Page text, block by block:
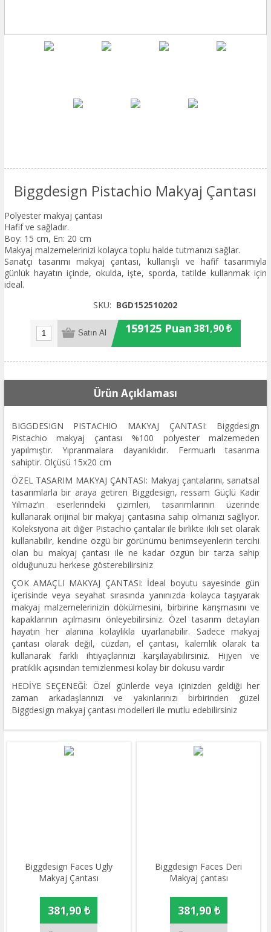
Biggdesign Pistachio Makyaj Çantası
Polyester makyaj çantası
Hafif ve sağladır.
Boy: 15 cm, En: 20 cm
Makyaj malzemelerinizi kolayca toplu halde tutmanızı sağlar.
Sanatçı tasarımı makyaj çantası, kullanışlı ve hafif tasarımıyla
günlük hayatın içinde, okulda, işte, sporda, tatilde kullanmak için
ideal.
SKU: BGD152510202
159125 Puan381,90 ₺
Ürün Açıklaması
BIGGDESIGN PISTACHIO MAKYAJ ÇANTASI: Biggdesign
Pistachio makyaj çantası %100 polyester malzemeden
yapılmıştır. Yıpranmalara dayanıklıdır. Fermuarlı tasarıma
sahiptir. Ölçüsü 15x20 cm
ÖZEL TASARIM MAKYAJ ÇANTASI: Makyaj çantalarını, sanatsal
tasarımlarla bir araya getiren Biggdesign, ressam Güçlü Kadir
Yılmaz’ın eserlerindeki çizimleri, tasarımlarının üzerinde
kullanarak orijinal bir makyaj çantasına sahip olmanızı sağlıyor.
Koleksiyona ait diğer Pistachio çantalar ile birlikte ikili set olarak
kullanabilir, kendine özgü bir görünümü benimseyenlerin tercihi
olan bu makyaj çantası ile ne kadar özgün bir tarza sahip
olduğunuzu herkese gösterebilirsiniz
ÇOK AMAÇLI MAKYAJ ÇANTASI: İdeal boyutu sayesinde gün
içerisinde veya seyahat sırasında yanınızda kolayca taşıyarak
makyaj malzemelerinizin dökülmesini, birbirine karışmasını ve
kapaklarının açılmasını önleyebilirsiniz. Özel tasarım detayları
hayatın her alanına kolaylıkla uyarlanabilir. Sadece makyaj
çantası olarak değil, cüzdan, el çantası, kalemlik olarak ta
kullanarak farklı ihtiyaçlarınızı karşılayabilirsiniz. Hijyen ve
pratiklik açısından temizlenmesi kolay bir dokusu vardır
HEDİYE SEÇENEĞİ: Özel günlerde veya içinizden geldiği her
zaman arkadaşlarınızı ve yakınlarınızı birbirinden güzel
Biggdesign makyaj çantası modelleri ile mutlu edebilirsiniz
Biggdesign Faces Ugly
Makyaj Çantası
381,90 ₺
Biggdesign Faces Deri
Makyaj çantası
381,90 ₺